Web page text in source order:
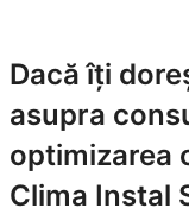
Dacă îți
asupra
optimizarea
Clima Instal